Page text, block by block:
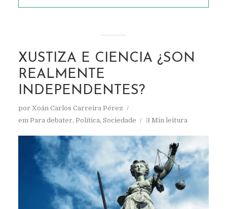
XUSTIZA E CIENCIA ¿SON
REALMENTE
INDEPENDENTES?
por Xoán Carlos Carreira Pérez
em Para debater, Política, Sociedade 3 Min leitura